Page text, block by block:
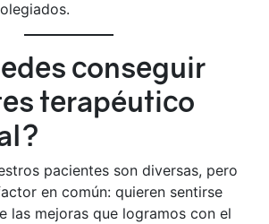
conseguir
terapéutico
pacientes son diversas, pero
en común: quieren sentirse
las mejoras que logramos con el